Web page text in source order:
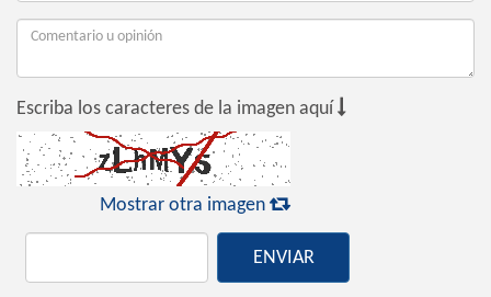
Escriba los caracteres de la imagen aquí 
Mostrar otra imagen 
ENVIAR